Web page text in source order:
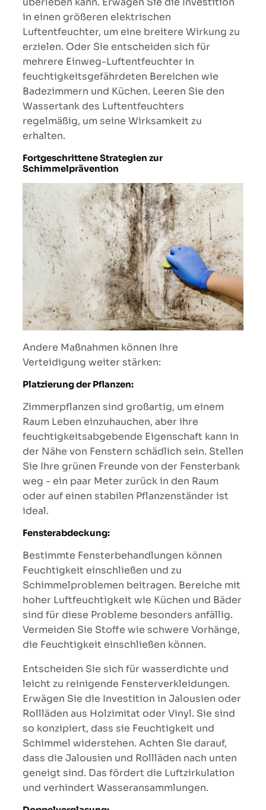
in einen größeren elektrischen
Luftentfeuchter, um eine breitere Wirkung zu
erzielen. Oder Sie entscheiden sich für
mehrere Einweg-Luftentfeuchter in
feuchtigkeitsgefährdeten Bereichen wie
Badezimmern und Küchen. Leeren Sie den
Wassertank des Luftentfeuchters
regelmäßig, um seine Wirksamkeit zu
erhalten.
Fortgeschrittene Strategien zur
Schimmelprävention
Andere Maßnahmen können Ihre
Verteidigung weiter stärken:
Platzierung der Pflanzen:
Zimmerpflanzen sind großartig, um einem
Raum Leben einzuhauchen, aber ihre
feuchtigkeitsabgebende Eigenschaft kann in
der Nähe von Fenstern schädlich sein. Stellen
Sie Ihre grünen Freunde von der Fensterbank
weg - ein paar Meter zurück in den Raum
oder auf einen stabilen Pflanzenständer ist
ideal.
Fensterabdeckung:
Bestimmte Fensterbehandlungen können
Feuchtigkeit einschließen und zu
Schimmelproblemen beitragen. Bereiche mit
hoher Luftfeuchtigkeit wie Küchen und Bäder
sind für diese Probleme besonders anfällig.
Vermeiden Sie Stoffe wie schwere Vorhänge,
die Feuchtigkeit einschließen können.
Entscheiden Sie sich für wasserdichte und
leicht zu reinigende Fensterverkleidungen.
Erwägen Sie die Investition in Jalousien oder
Rollläden aus Holzimitat oder Vinyl. Sie sind
so konzipiert, dass sie Feuchtigkeit und
Schimmel widerstehen. Achten Sie darauf,
dass die Jalousien und Rollläden nach unten
geneigt sind. Das fördert die Luftzirkulation
und verhindert Wasseransammlungen.